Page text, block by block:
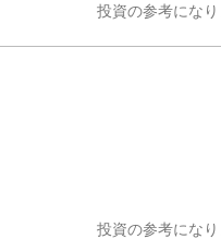
投資の参考になり
投資の参考になり